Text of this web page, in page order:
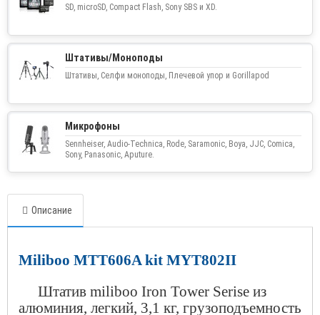
SD, microSD, Compact Flash, Sony SBS и XD.
Штативы/Моноподы
Штативы, Селфи моноподы, Плечевой упор и Gorillapod
Микрофоны
Sennheiser, Audio-Technica, Rode, Saramonic, Boya, JJC, Comica,
Sony, Panasonic, Aputure.
Описание
Miliboo MTT606A kit MYT802II
Штатив miliboo Iron Tower Serise из
алюминия, легкий, 3,1 кг, грузоподъемность